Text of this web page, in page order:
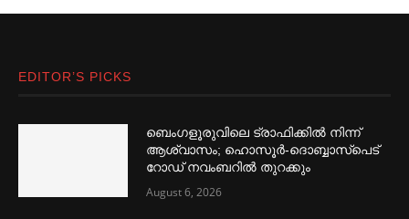
EDITOR’S PICKS
ബെംഗളൂരുവിലെ ട്രാഫിക്കില്‍ നിന്ന്
ആശ്വാസം; ഹൊസൂര്‍-ദൊബ്ബാസ്പെട്
റോഡ് നവംബറില്‍ തുറക്കും
August 6, 2026